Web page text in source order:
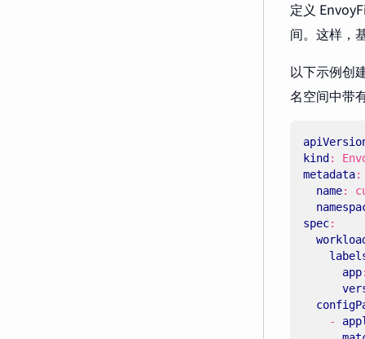
定义
间。这样，
以下示例创
名空间中带
kind :
metadata:
name:
spec:
app:
-